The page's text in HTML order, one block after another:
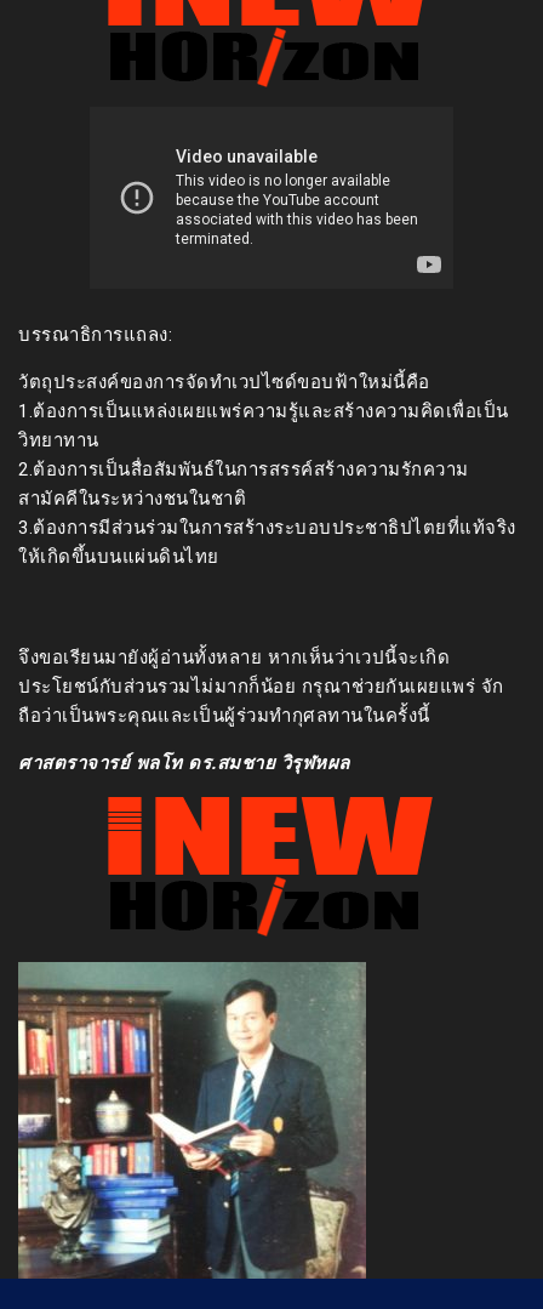
บรรณาธิการแถลง:
วัตถุประสงค์ของการจัดทำเวปไซด์ขอบฟ้าใหม่นี้คือ
1.ต้องการเป็นแหล่งเผยแพร่ความรู้และสร้างความคิดเพื่อเป็น
วิทยาทาน
2.ต้องการเป็นสื่อสัมพันธ์ในการสรรค์สร้างความรักความ
สามัคคีในระหว่างชนในชาติ
3.ต้องการมีส่วนร่วมในการสร้างระบอบประชาธิปไตยที่แท้จริง
ให้เกิดขึ้นบนแผ่นดินไทย
จึงขอเรียนมายังผู้อ่านทั้งหลาย หากเห็นว่าเวปนี้จะเกิด
ประโยชน์กับส่วนรวมไม่มากก็น้อย กรุณาช่วยกันเผยแพร่ จัก
ถือว่าเป็นพระคุณและเป็นผู้ร่วมทำกุศลทานในครั้งนี้
ศาสตราจารย์ พลโท ดร.สมชาย วิรุฬหผล